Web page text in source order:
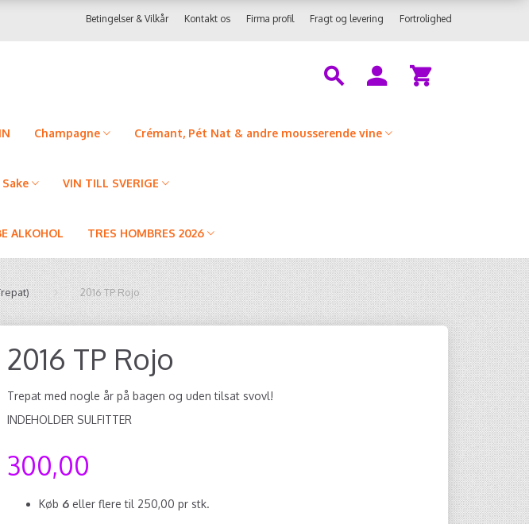
Fortrolighed
Fragt og levering
Firma profil
Kontakt os
Betingelser & Vilkår
Champagne Crémant, Pét Nat & andre mousserende vine
Sake VIN TILL SVERIGE
ALKOHOL TRES HOMBRES 2026
2016 TP Rojo
2016 TP Rojo
Trepat med nogle år på bagen og uden tilsat svovl!
INDEHOLDER SULFITTER
300,00
Køb 6 eller flere til 250,00 pr stk.